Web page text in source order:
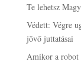
Te lehetsz
Védett: Végre
jövő juttatásai
Amikor a robot